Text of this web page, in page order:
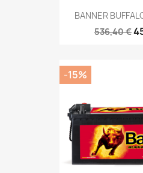
BANNER
536,40 €
-15%